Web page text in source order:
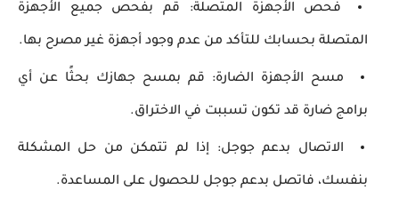
فحص الأجهزة المتصلة: قم بفحص جميع الأجهزة
المتصلة بحسابك للتأكد من عدم وجود أجهزة غير مصرح بها.
مسح الأجهزة الضارة: قم بمسح جهازك بحثًا عن أي
برامج ضارة قد تكون تسببت في الاختراق.
الاتصال بدعم جوجل: إذا لم تتمكن من حل المشكلة
بنفسك، فاتصل بدعم جوجل للحصول على المساعدة.